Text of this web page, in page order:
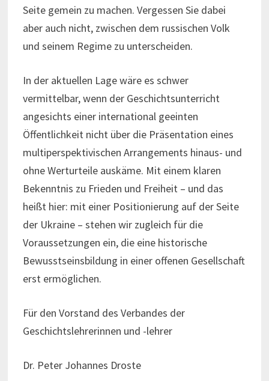
Seite gemein zu machen. Vergessen Sie dabei
aber auch nicht, zwischen dem russischen Volk
und seinem Regime zu unterscheiden.
In der aktuellen Lage wäre es schwer
vermittelbar, wenn der Geschichtsunterricht
angesichts einer international geeinten
Öffentlichkeit nicht über die Präsentation eines
multiperspektivischen Arrangements hinaus- und
ohne Werturteile auskäme. Mit einem klaren
Bekenntnis zu Frieden und Freiheit – und das
heißt hier: mit einer Positionierung auf der Seite
der Ukraine – stehen wir zugleich für die
Voraussetzungen ein, die eine historische
Bewusstseinsbildung in einer offenen Gesellschaft
erst ermöglichen.
Für den Vorstand des Verbandes der
Geschichtslehrerinnen und -lehrer
Dr. Peter Johannes Droste